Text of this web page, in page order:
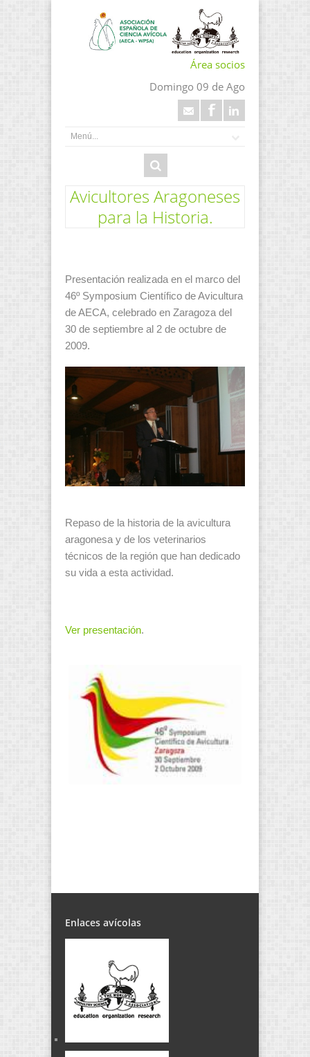
Área socios
Domingo 09 de Ago
Avicultores Aragoneses
para la Historia.
Presentación realizada en el marco del
46º Symposium Científico de Avicultura
de AECA, celebrado en Zaragoza del
30 de septiembre al 2 de octubre de
2009.
Repaso de la historia de la avicultura
aragonesa y de los veterinarios
técnicos de la región que han dedicado
su vida a esta actividad.
Ver presentación.
Enlaces avícolas